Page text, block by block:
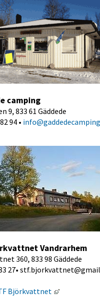
camping
9, 833 61 Gäddede
94 •
Vandrarhem
360, 833 98 Gäddede
27•
Björkvattnet Länk till